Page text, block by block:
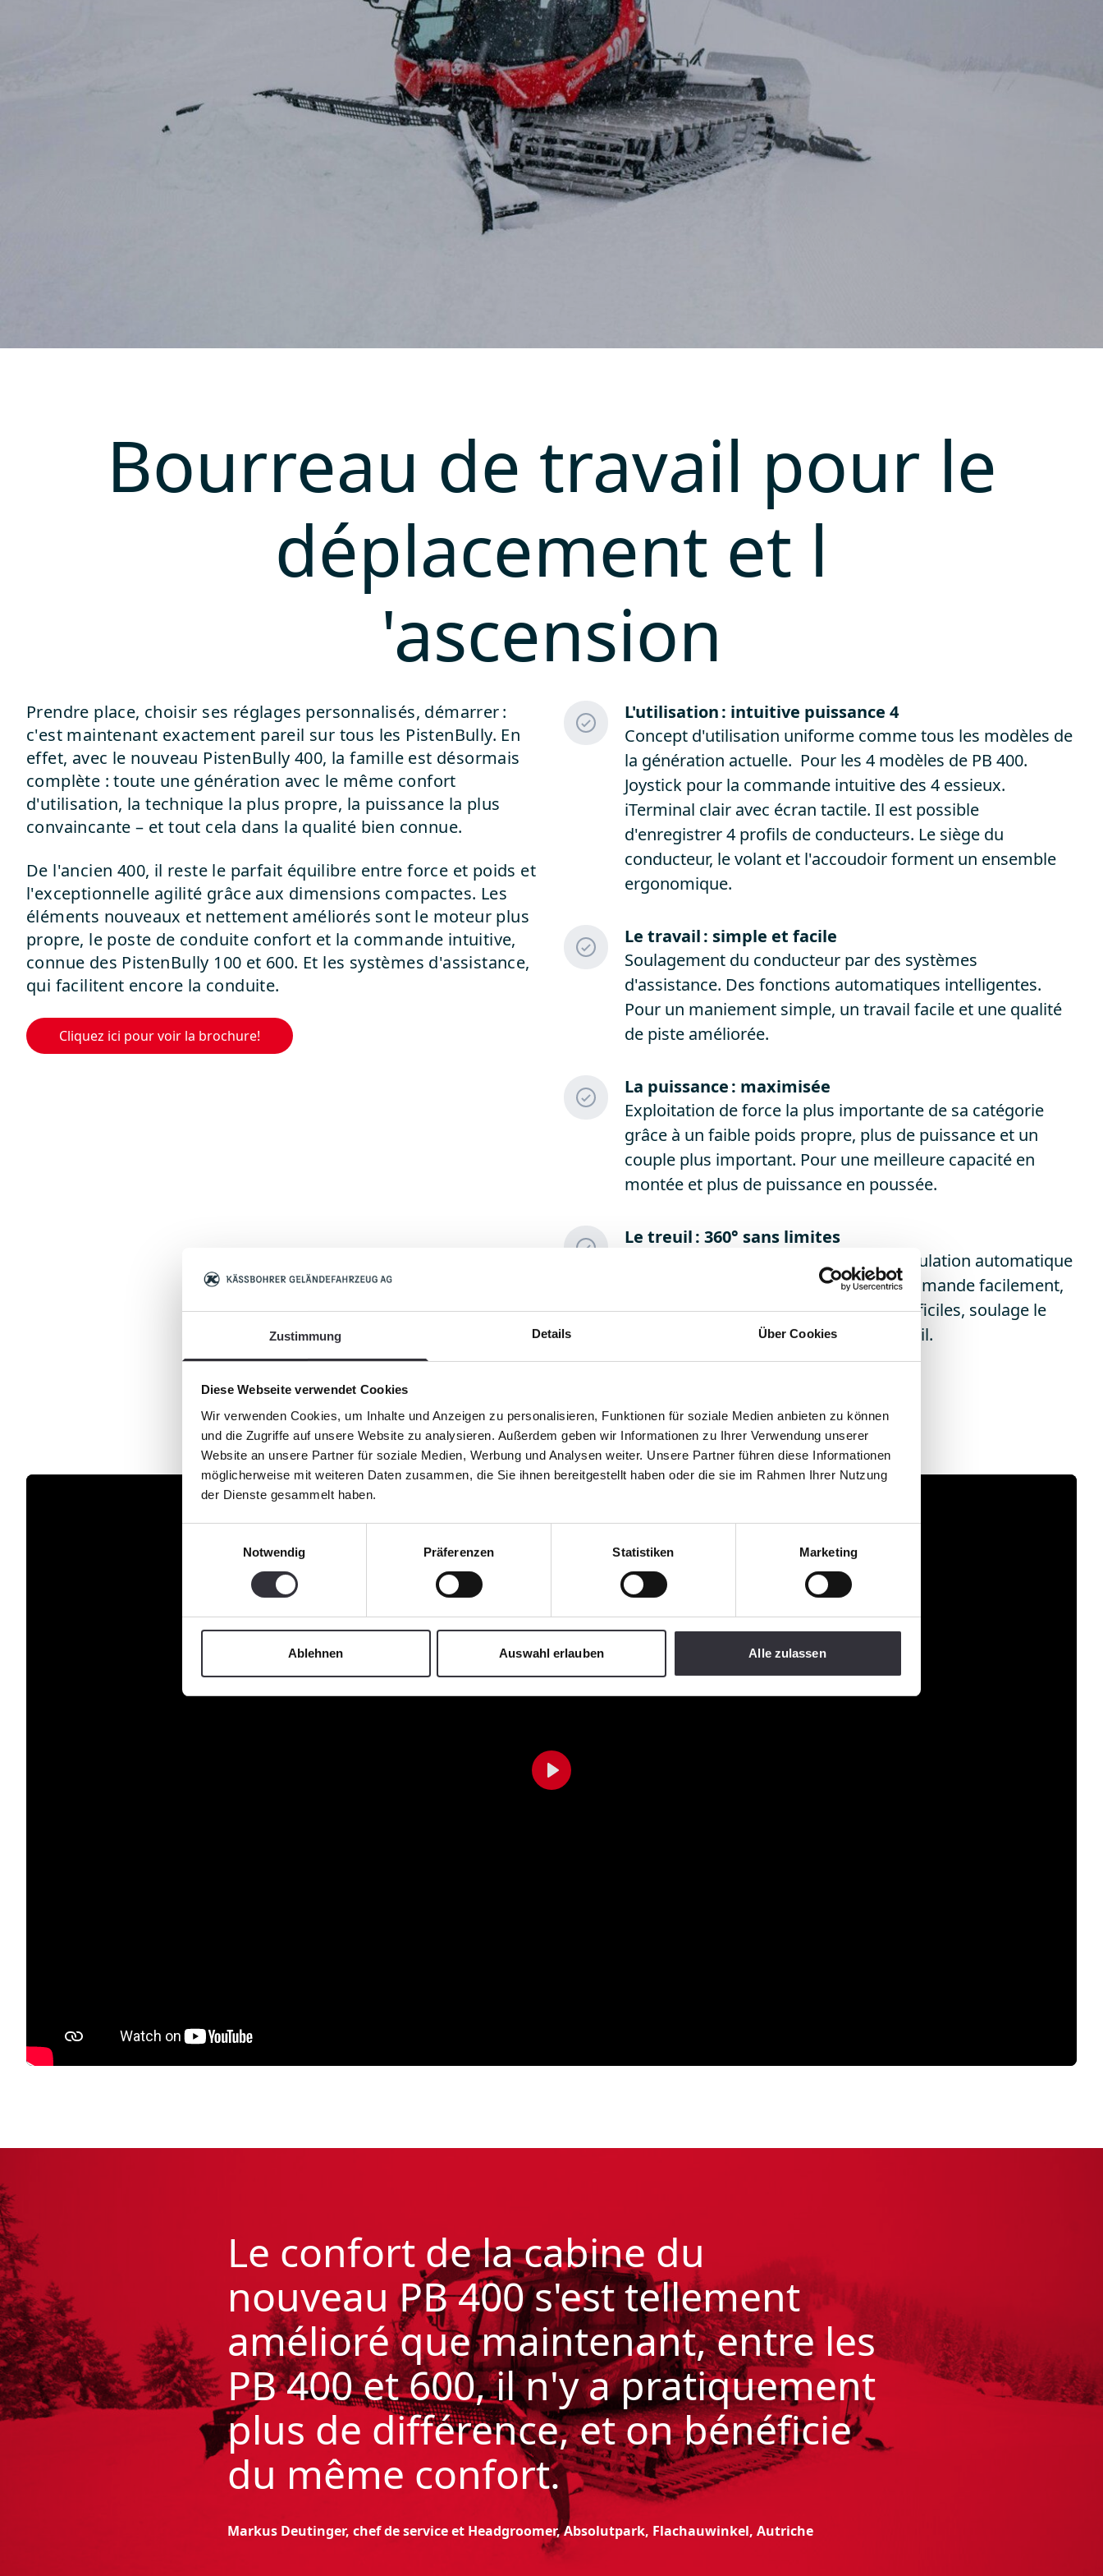
Zustimmung Details Über Cookies
Diese Webseite verwendet Cookies
Wir verwenden Cookies, um Inhalte und Anzeigen zu personalisieren, Funktionen für soziale Medien anbieten zu können
und die Zugriffe auf unsere Website zu analysieren. Außerdem geben wir Informationen zu Ihrer Verwendung unserer
Website an unsere Partner für soziale Medien, Werbung und Analysen weiter. Unsere Partner führen diese Informationen
möglicherweise mit weiteren Daten zusammen, die Sie ihnen bereitgestellt haben oder die sie im Rahmen Ihrer Nutzung
der Dienste gesammelt haben.
Notwendig
Präferenzen Statistiken Marketing
Ablehnen Auswahl erlauben Alle zulassen
Bourreau de travail pour le
déplacement et l
'ascension
Prendre place, choisir ses réglages personnalisés, démarrer :
c'est maintenant exactement pareil sur tous les PistenBully. En
effet, avec le nouveau PistenBully 400, la famille est désormais
complète : toute une génération avec le même confort
d'utilisation, la technique la plus propre, la puissance la plus
convaincante – et tout cela dans la qualité bien connue.
De l'ancien 400, il reste le parfait équilibre entre force et poids et
l'exceptionnelle agilité grâce aux dimensions compactes. Les
éléments nouveaux et nettement améliorés sont le moteur plus
propre, le poste de conduite confort et la commande intuitive,
connue des PistenBully 100 et 600. Et les systèmes d'assistance,
qui facilitent encore la conduite.
Cliquez ici pour voir la brochure!
L'utilisation : intuitive puissance 4
Concept d'utilisation uniforme comme tous les modèles de
la génération actuelle. Pour les 4 modèles de PB 400.
Joystick pour la commande intuitive des 4 essieux.
iTerminal clair avec écran tactile. Il est possible
d'enregistrer 4 profils de conducteurs. Le siège du
conducteur, le volant et l'accoudoir forment un ensemble
ergonomique.
Le travail : simple et facile
Soulagement du conducteur par des systèmes
d'assistance. Des fonctions automatiques intelligentes.
Pour un maniement simple, un travail facile et une qualité
de piste améliorée.
La puissance : maximisée
Exploitation de force la plus importante de sa catégorie
grâce à un faible poids propre, plus de puissance et un
couple plus important. Pour une meilleure capacité en
montée et plus de puissance en poussée.
Le treuil : 360° sans limites
Le treuil actif 4.0+ avec AutoWinch (régulation automatique
de la force de traction du treuil) se commande facilement,
même dans des conditions de piste difficiles, soulage le
conducteur et préserve le câble de treuil.
Play
Le confort de la cabine du
nouveau PB 400 s'est tellement
amélioré que maintenant, entre les
PB 400 et 600, il n'y a pratiquement
plus de différence, et on bénéficie
du même confort.
Markus Deutinger, chef de service et Headgroomer, Absolutpark, Flachauwinkel, Autriche